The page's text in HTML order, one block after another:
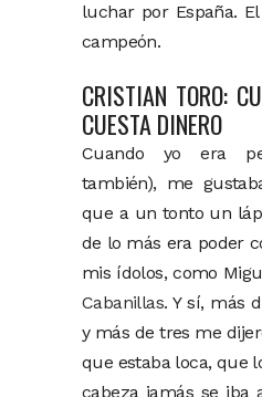
luchar por España.
campeón.
CRISTIAN TORO:
CUESTA DINERO
Cuando yo era
también), me
que a un tonto un
de lo más era poder
mis ídolos, como
Cabanillas. Y sí, más
y más de tres me
que estaba loca, que
cabeza jamás se iba